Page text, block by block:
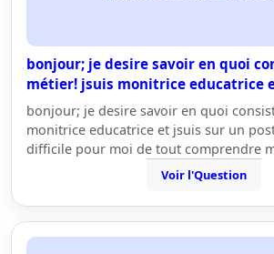
bonjour; je desire savoir en quoi
métier! jsuis monitrice educatrice
bonjour; je desire savoir en quoi
monitrice educatrice et jsuis sur un
difficile pour moi de tout comprendre
Voir l'Question